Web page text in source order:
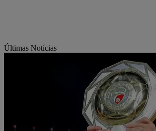
Últimas Notícias